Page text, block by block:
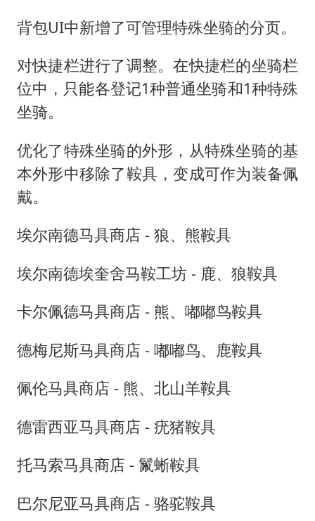
背包UI中新增了可管理特殊坐骑的分页。
对快捷栏进行了调整。在快捷栏的坐骑栏
位中，只能各登记1种普通坐骑和1种特殊
坐骑。
优化了特殊坐骑的外形，从特殊坐骑的基
本外形中移除了鞍具，变成可作为装备佩
戴。
埃尔南德马具商店 - 狼、熊鞍具
埃尔南德埃奎舍马鞍工坊 - 鹿、狼鞍具
卡尔佩德马具商店 - 熊、嘟嘟鸟鞍具
德梅尼斯马具商店 - 嘟嘟鸟、鹿鞍具
佩伦马具商店 - 熊、北山羊鞍具
德雷西亚马具商店 - 疣猪鞍具
托马索马具商店 - 鬣蜥鞍具
巴尔尼亚马具商店 - 骆驼鞍具